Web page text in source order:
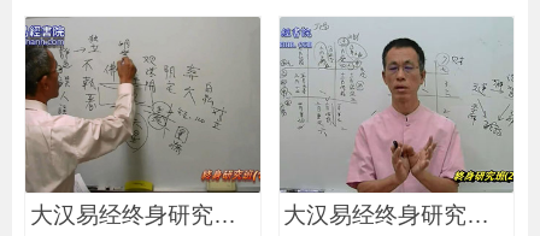
大汉易经终身研究班第 大汉易经终身研究班第